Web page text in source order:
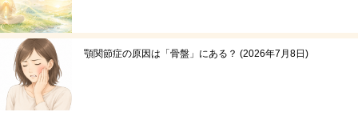
顎関節症の原因は「骨盤」にある？ 2026年7月8日